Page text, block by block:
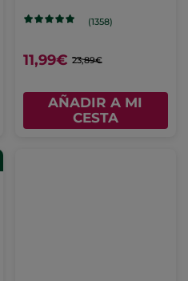
(1358)
11,99€ 23,89€
AÑADIR A MI
CESTA